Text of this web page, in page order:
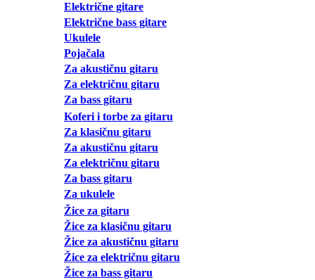
Električne gitare
Električne bass gitare
Ukulele
Pojačala
Za akustičnu gitaru
Za električnu gitaru
Za bass gitaru
Koferi i torbe za gitaru
Za klasičnu gitaru
Za akustičnu gitaru
Za električnu gitaru
Za bass gitaru
Za ukulele
Žice za gitaru
Žice za klasičnu gitaru
Žice za akustičnu gitaru
Žice za električnu gitaru
Žice za bass gitaru